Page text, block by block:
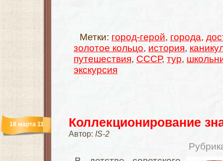
Метки: город-герой, города,
золотое кольцо, история,
путешествия, СССР, тур,
экскурсия
Коллекционирование
Автор: IS-2
18 марта 11